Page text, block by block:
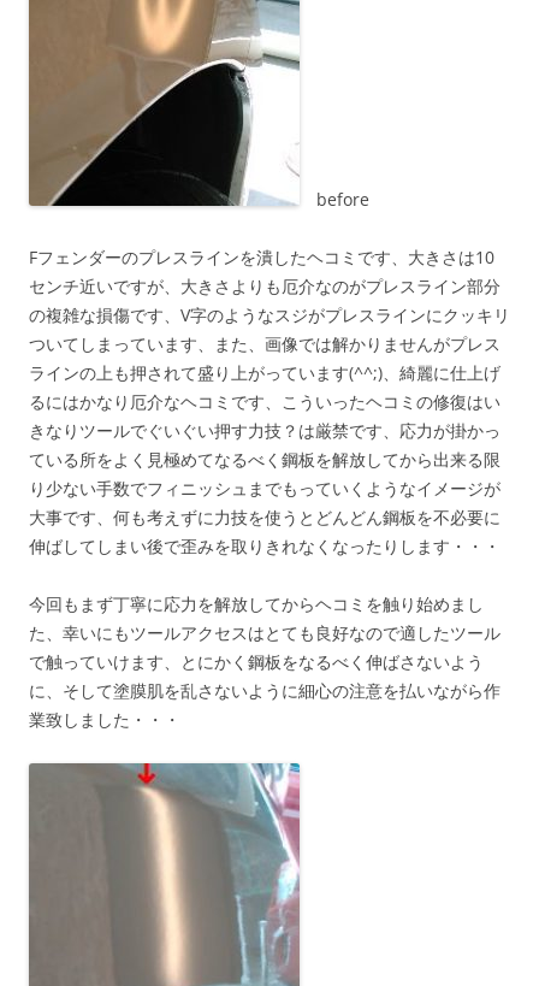
before
Fフェンダーのプレスラインを潰したヘコミです、大きさは10
センチ近いですが、大きさよりも厄介なのがプレスライン部分
の複雑な損傷です、V字のようなスジがプレスラインにクッキリ
ついてしまっています、また、画像では解かりませんがプレス
ラインの上も押されて盛り上がっています(^^;)、綺麗に仕上げ
るにはかなり厄介なヘコミです、こういったヘコミの修復はい
きなりツールでぐいぐい押す力技？は厳禁です、応力が掛かっ
ている所をよく見極めてなるべく鋼板を解放してから出来る限
り少ない手数でフィニッシュまでもっていくようなイメージが
大事です、何も考えずに力技を使うとどんどん鋼板を不必要に
伸ばしてしまい後で歪みを取りきれなくなったりします・・・
今回もまず丁寧に応力を解放してからヘコミを触り始めまし
た、幸いにもツールアクセスはとても良好なので適したツール
で触っていけます、とにかく鋼板をなるべく伸ばさないよう
に、そして塗膜肌を乱さないように細心の注意を払いながら作
業致しました・・・